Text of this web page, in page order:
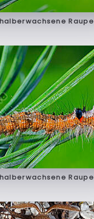
Raupe
Raupe